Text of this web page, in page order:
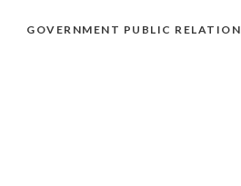
GOVERNMENT PUBLIC RELATION